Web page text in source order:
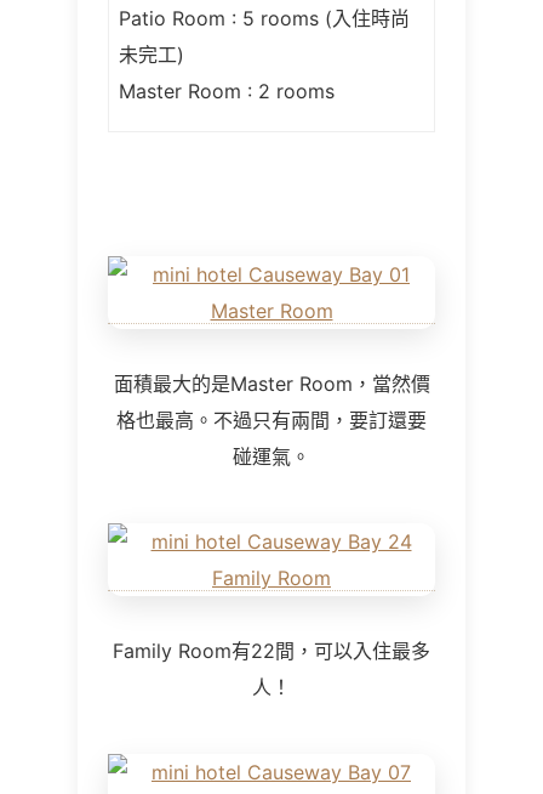
Patio Room : 5 rooms (入住時尚
未完工)
Master Room : 2 rooms
面積最大的是Master Room，當然價
格也最高。不過只有兩間，要訂還要
碰運氣。
Family Room有22間，可以入住最多
人！